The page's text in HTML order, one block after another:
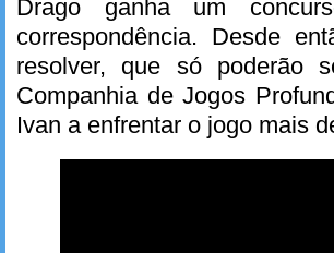
Drago ganha um
correspondência. Desde
resolver, que só poderão
Companhia de Jogos
Ivan a enfrentar o jogo mais